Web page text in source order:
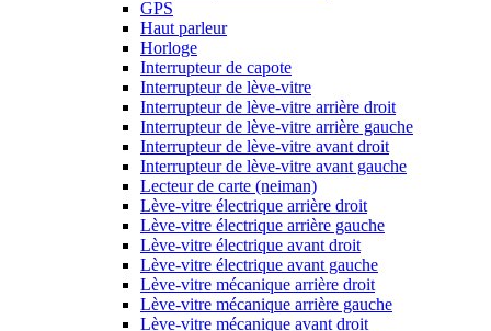
GPS
Haut parleur
Horloge
Interrupteur de capote
Interrupteur de lève-vitre
Interrupteur de lève-vitre arrière droit
Interrupteur de lève-vitre arrière gauche
Interrupteur de lève-vitre avant droit
Interrupteur de lève-vitre avant gauche
Lecteur de carte (neiman)
Lève-vitre électrique arrière droit
Lève-vitre électrique arrière gauche
Lève-vitre électrique avant droit
Lève-vitre électrique avant gauche
Lève-vitre mécanique arrière droit
Lève-vitre mécanique arrière gauche
Lève-vitre mécanique avant droit